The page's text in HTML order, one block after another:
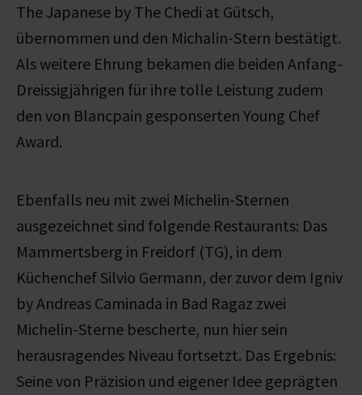
The Japanese by The Chedi at Gütsch,
übernommen und den Michalin-Stern bestätigt.
Als weitere Ehrung bekamen die beiden Anfang-
Dreissigjährigen für ihre tolle Leistung zudem
den von Blancpain gesponserten Young Chef
Award.
Ebenfalls neu mit zwei Michelin-Sternen
ausgezeichnet sind folgende Restaurants: Das
Mammertsberg in Freidorf (TG), in dem
Küchenchef Silvio Germann, der zuvor dem Igniv
by Andreas Caminada in Bad Ragaz zwei
Michelin-Sterne bescherte, nun hier sein
herausragendes Niveau fortsetzt. Das Ergebnis:
Seine von Präzision und eigener Idee geprägten